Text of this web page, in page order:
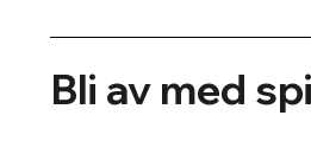
Bli av med